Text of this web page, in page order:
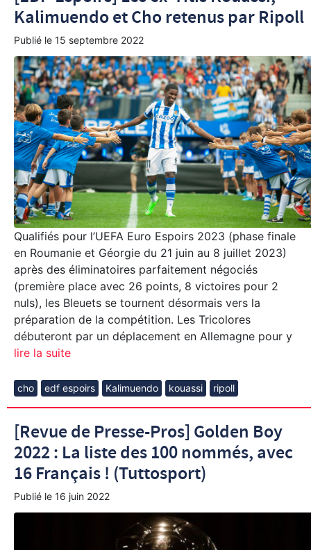
Kalimuendo et Cho retenus par Ripoll
Publié le 15 septembre 2022
Qualifiés pour l’UEFA Euro Espoirs 2023 (phase finale
en Roumanie et Géorgie du 21 juin au 8 juillet 2023)
après des éliminatoires parfaitement négociés
(première place avec 26 points, 8 victoires pour 2
nuls), les Bleuets se tournent désormais vers la
préparation de la compétition. Les Tricolores
débuteront par un déplacement en Allemagne pour y
lire la suite
cho edf espoirs Kalimuendo kouassi ripoll
[Revue de Presse-Pros] Golden Boy
2022 : La liste des 100 nommés, avec
16 Français ! (Tuttosport)
Publié le 16 juin 2022